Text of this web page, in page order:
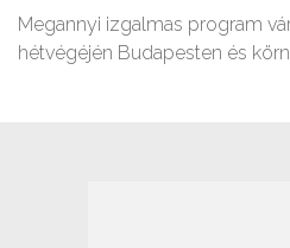
Megannyi izgalmas program
hétvégéjén Budapesten és